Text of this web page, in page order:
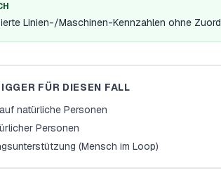
Linien-/Maschinen-Kennzahlen ohne
FÜR DIESEN FALL
natürliche Personen
Personen
(Mensch im Loop)